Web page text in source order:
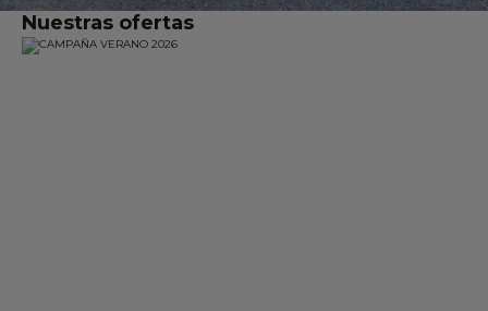
Gama EUROREPAR
Nuestras ofertas